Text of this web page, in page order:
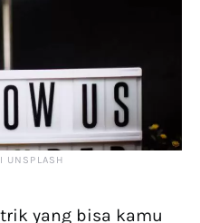
UNSPLASH
yang bisa kamu